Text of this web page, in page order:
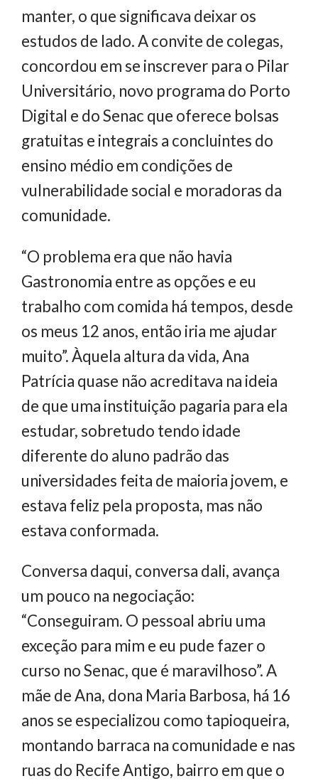
manter, o que significava deixar os
estudos de lado. A convite de colegas,
concordou em se inscrever para o Pilar
Universitário, novo programa do Porto
Digital e do Senac que oferece bolsas
gratuitas e integrais a concluintes do
ensino médio em condições de
vulnerabilidade social e moradoras da
comunidade.
“O problema era que não havia
Gastronomia entre as opções e eu
trabalho com comida há tempos, desde
os meus 12 anos, então iria me ajudar
muito”. Àquela altura da vida, Ana
Patrícia quase não acreditava na ideia
de que uma instituição pagaria para ela
estudar, sobretudo tendo idade
diferente do aluno padrão das
universidades feita de maioria jovem, e
estava feliz pela proposta, mas não
estava conformada.
Conversa daqui, conversa dali, avança
um pouco na negociação:
“Conseguiram. O pessoal abriu uma
exceção para mim e eu pude fazer o
curso no Senac, que é maravilhoso”. A
mãe de Ana, dona Maria Barbosa, há 16
anos se especializou como tapioqueira,
montando barraca na comunidade e nas
ruas do Recife Antigo, bairro em que o